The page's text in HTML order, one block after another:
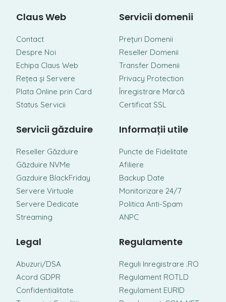
Claus Web
Contact
Despre Noi
Echipa Claus Web
Rețea și Servere
Plata Online prin Card
Status Servicii
Servicii domenii
Prețuri Domenii
Reseller Domenii
Transfer Domenii
Privacy Protection
Înregistrare Marcă
Certificat SSL
Servicii găzduire
Reseller Găzduire
Găzduire NVMe
Gazduire BlackFriday
Servere Virtuale
Servere Dedicate
Streaming
Informații utile
Puncte de Fidelitate
Afiliere
Backup Date
Monitorizare 24/7
Politica Anti-Spam
ANPC
Legal
Abuzuri/DSA
Acord GDPR
Confidentialitate
Regulamente
Reguli Inregistrare .RO
Regulament ROTLD
Regulament EURID